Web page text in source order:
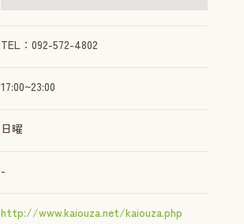
TEL：092-572-4802
17:00~23:00
日曜
-
http://www.kaiouza.net/kaiouza.php